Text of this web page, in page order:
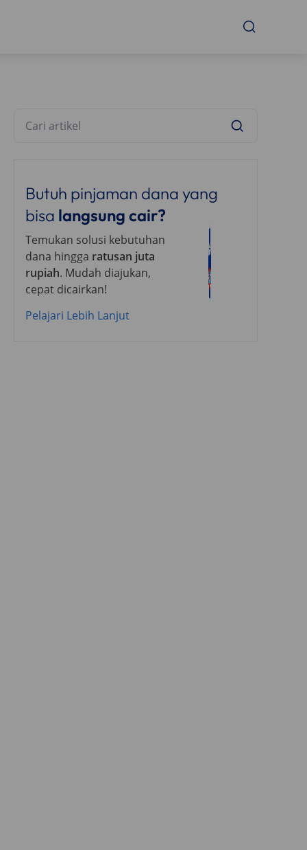
Butuh pinjaman dana yang
bisa langsung cair?
Temukan solusi kebutuhan
dana hingga ratusan juta
rupiah. Mudah diajukan,
cepat dicairkan!
Pelajari Lebih Lanjut